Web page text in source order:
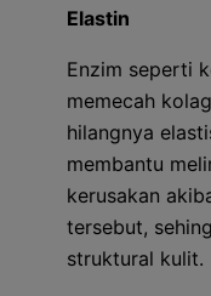
Elastin
Enzim seperti
memecah
hilangnya
membantu
kerusakan
tersebut,
struktural kulit.